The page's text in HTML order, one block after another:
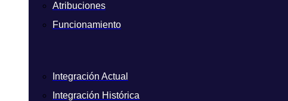
Atribuciones
Funcionamiento
Integración Actual
Integración Histórica